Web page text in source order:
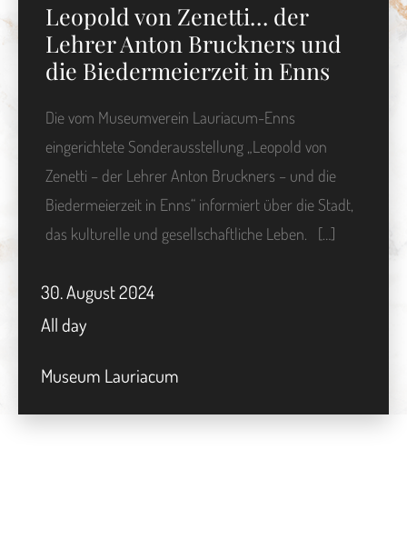
Leopold von Zenetti… der
Lehrer Anton Bruckners und
die Biedermeierzeit in Enns
Die vom Museumverein Lauriacum-Enns
eingerichtete Sonderausstellung „Leopold von
Zenetti – der Lehrer Anton Bruckners – und die
Biedermeierzeit in Enns“ informiert über die Stadt,
das kulturelle und gesellschaftliche Leben. […]
30.August2024
All day
Museum Lauriacum